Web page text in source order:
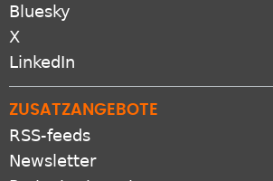
Bluesky
X
LinkedIn
ZUSATZANGEBOTE
RSS-feeds
Newsletter